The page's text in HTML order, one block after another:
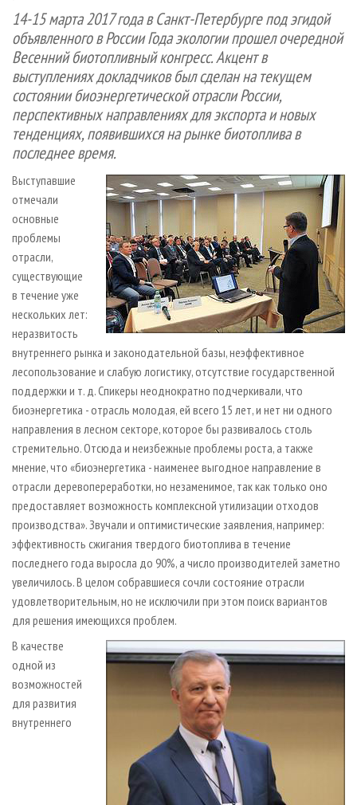
СУШКА ДРЕВЕСИНЫ
ПРОИЗВОДСТВО ДРЕВЕСНЫХ ПЛИТ
ДЕРЕВЯННОЕ ДОМОСТРОЕНИЕ
ПРОИЗВОДСТВО МЕБЕЛИ
БИОЭНЕРГЕТИКА
ЦБП
ПЕРСОНЫ
МОБИЛЬНЫЕ ВЫСТАВКИ
ОФИЦИАЛЬНЫЕ ДЕЛЕГАЦИИ
ПРИОРИТЕТНЫЕ ИНВЕСТПРОЕКТЫ
RUSSIAN FORESTRY REVIEW
ГАЗЕТА ЛЕСПРОМФОРУМ
БИБЛИОТЕКА СПЕЦИАЛИСТА
КОНТАКТЫ
РЕКЛАМА
РЕКЛАМА НА САЙТЕ
14-15 марта 2017 года в Санкт-Петербурге под эгидой
объявленного в России Года экологии прошел очередной
Весенний биотопливный конгресс. Акцент в
выступлениях докладчиков был сделан на текущем
состоянии биоэнергетической отрасли России,
перспективных направлениях для экспорта и новых
тенденциях, появившихся на рынке биотоплива в
последнее время.
Выступавшие
отмечали
основные
проблемы
отрасли,
существующие
в течение уже
нескольких лет:
неразвитость
внутреннего рынка и законодательной базы, неэффективное
лесопользование и слабую логистику, отсутствие государственной
поддержки и т. д. Спикеры неоднократно подчеркивали, что
биоэнергетика - отрасль молодая, ей всего 15 лет, и нет ни одного
направления в лесном секторе, которое бы развивалось столь
стремительно. Отсюда и неизбежные проблемы роста, а также
мнение, что «биоэнергетика - наименее выгодное направление в
отрасли деревопереработки, но незаменимое, так как только оно
предоставляет возможность комплексной утилизации отходов
производства». Звучали и оптимистические заявления, например:
эффективность сжигания твердого биотоплива в течение
последнего года выросла до 90%, а число производителей заметно
увеличилось. В целом собравшиеся сочли состояние отрасли
удовлетворительным, но не исключили при этом поиск вариантов
для решения имеющихся проблем.
В качестве
одной из
возможностей
для развития
внутреннего